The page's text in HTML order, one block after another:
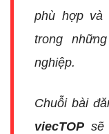
phù hợp và
trong
nghiệp.
Chuỗi bài
viecTOP sẽ